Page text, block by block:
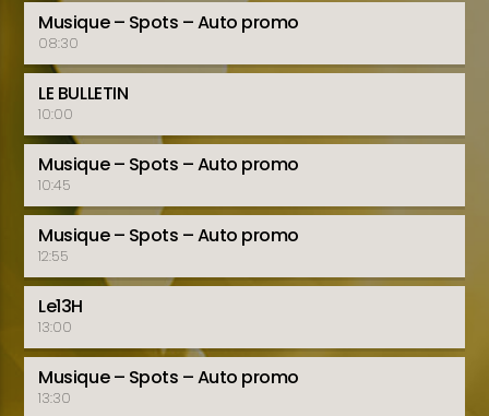
Musique – Spots – Auto promo
08:30
LE BULLETIN
10:00
Musique – Spots – Auto promo
10:45
Musique – Spots – Auto promo
12:55
Le13H
13:00
Musique – Spots – Auto promo
13:30